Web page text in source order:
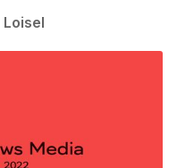
Loisel